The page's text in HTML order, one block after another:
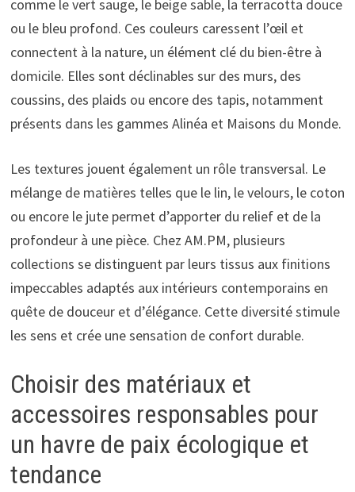
comme le vert sauge, le beige sable, la terracotta douce
ou le bleu profond. Ces couleurs caressent l’œil et
connectent à la nature, un élément clé du bien-être à
domicile. Elles sont déclinables sur des murs, des
coussins, des plaids ou encore des tapis, notamment
présents dans les gammes Alinéa et Maisons du Monde.
Les textures jouent également un rôle transversal. Le
mélange de matières telles que le lin, le velours, le coton
ou encore le jute permet d’apporter du relief et de la
profondeur à une pièce. Chez AM.PM, plusieurs
collections se distinguent par leurs tissus aux finitions
impeccables adaptés aux intérieurs contemporains en
quête de douceur et d’élégance. Cette diversité stimule
les sens et crée une sensation de confort durable.
Choisir des matériaux et
accessoires responsables pour
un havre de paix écologique et
tendance